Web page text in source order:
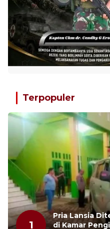
Terpopuler
1
Pria Lansia
di Kamar